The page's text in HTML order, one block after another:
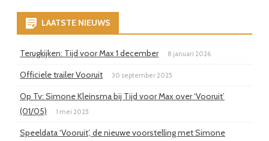
LAATSTE NIEUWS
Terugkijken: Tijd voor Max 1 december 8 januari 2026
Officiele trailer Vooruit 30 september 2025
Op Tv: Simone Kleinsma bij Tijd voor Max over ‘Vooruit’
(01/05)
1 mei 2025
Speeldata ‘Vooruit’, de nieuwe voorstelling met Simone